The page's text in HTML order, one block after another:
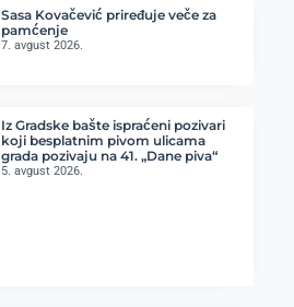
Sasa Kovačević priređuje veče za
pamćenje
7. avgust 2026.
Iz Gradske bašte ispraćeni pozivari
koji besplatnim pivom ulicama
grada pozivaju na 41. „Dane piva“
5. avgust 2026.